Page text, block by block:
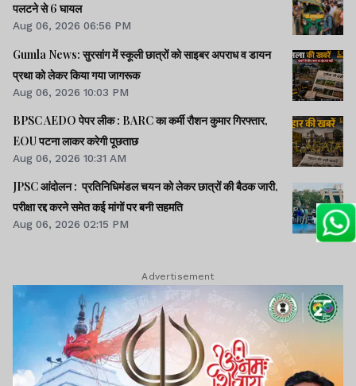
पलटने से 6 घायल
Aug 06, 2026 06:56 PM
Gumla News: सुरसांग में स्कूली छात्रों को साइबर अपराध व डायन
प्रथा को लेकर किया गया जागरूक
Aug 06, 2026 10:03 PM
BPSC AEDO पेपर लीक : BARC का कर्मी रौशन कुमार गिरफ्तार,
EOU पटना लाकर करेगी पूछताछ
Aug 06, 2026 10:31 AM
JPSC आंदोलन : प्रतिनिधिमंडल चयन को लेकर छात्रों की बैठक जारी,
परीक्षा रद्द करने समेत कई मांगों पर बनी सहमति
Aug 06, 2026 02:15 PM
Advertisement